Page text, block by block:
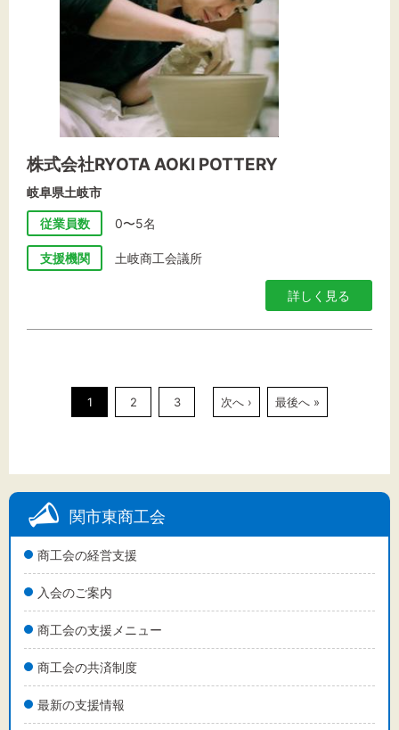
関市東商工会
商工会の経営支援
入会のご案内
商工会の支援メニュー
商工会の共済制度
最新の支援情報
株式会社RYOTA AOKI POTTERY
岐阜県土岐市
従業員数 0〜5名
支援機関 土岐商工会議所
詳しく見る
1 2 3 次へ › 最後へ »